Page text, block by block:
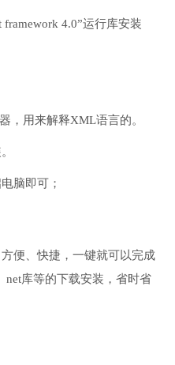
4.0”运行库安装
，用来解释XML语言的。
脑即可；
便、快捷，一键就可以完成
net库等的下载安装，省时省